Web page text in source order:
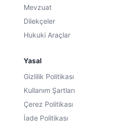
Mevzuat
Dilekçeler
Hukuki Araçlar
Yasal
Gizlilik Politikası
Kullanım Şartları
Çerez Politikası
İade Politikası